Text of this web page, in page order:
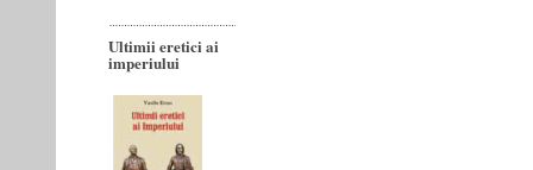
Ultimii eretici ai
imperiului